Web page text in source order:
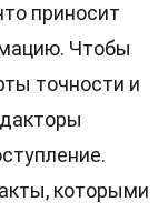
приносит
Чтобы
точности и
которыми